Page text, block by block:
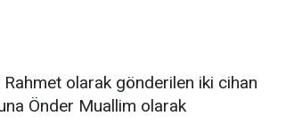
olarak gönderilen iki cihan
Önder Muallim olarak